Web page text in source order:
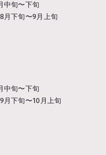
中旬〜下旬
8月下旬〜9月上旬
中旬〜下旬
9月下旬〜10月上旬